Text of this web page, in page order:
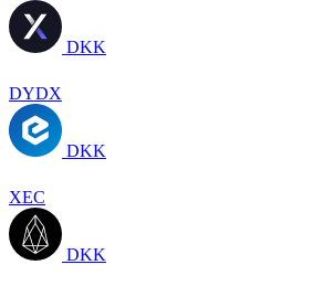
DKK
DYDX
DKK
XEC
DKK